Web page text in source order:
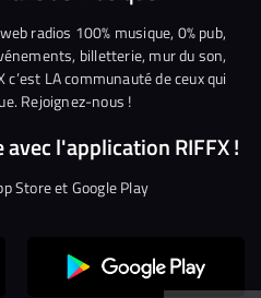
YouTubeLinkedin
radios 100% musique, 0% pub,
billetterie, mur du son,
LA communauté de ceux qui
Rejoignez-nous !
l'application RIFFX !
Store et Google Play